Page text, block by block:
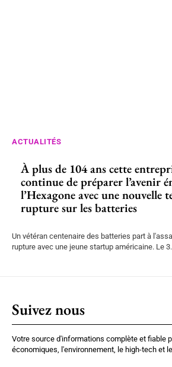
ACTUALITÉS
À plus de 104 ans cette
continue de préparer l’avenir
l’Hexagone avec une nouvelle
rupture sur les batteries
Un vétéran centenaire des batteries part à
rupture avec une jeune startup
Suivez nous
Votre source d'informations complète et fiable
économiques, l'environnement, le high-tech et